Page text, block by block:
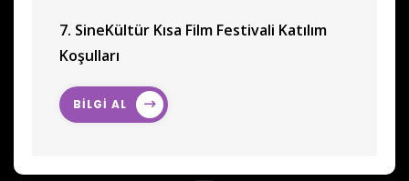
7. SineKültür Kısa Film Festivali Katılım
Koşulları
BİLGİ AL